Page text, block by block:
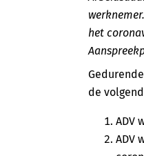
het
de
ADV
ADV